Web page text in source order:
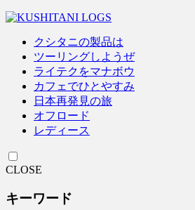
クシタニの製品は
ツーリングしようぜ
ライテクをマナボウ
カフェでひとやすみ
日本再発見の旅
オフロード
レディース
CLOSE
キーワード